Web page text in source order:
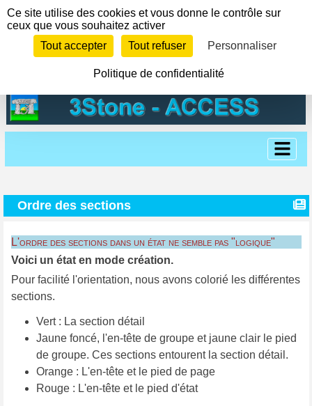
Ordre des sections
L'ordre des sections dans un état ne semble pas "logique"
Voici un état en mode création.
Pour facilité l'orientation, nous avons colorié les différentes
sections.
Vert : La section détail
Jaune foncé, l'en-tête de groupe et jaune clair le pied
de groupe. Ces sections entourent la section détail.
Orange : L'en-tête et le pied de page
Rouge : L'en-tête et le pied d'état
Panneau de gestion des cookies
Ce site utilise des cookies et vous donne le contrôle sur
ceux que vous souhaitez activer
Tout accepter
Tout refuser Personnaliser
Politique de confidentialité